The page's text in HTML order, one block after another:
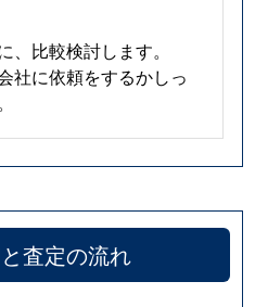
、比較検討します。
社に依頼をするかしっ
査定の流れ